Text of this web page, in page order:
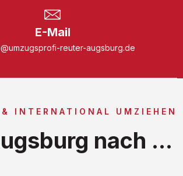
E-Mail
reuter-augsburg.de
INTERNATIONAL UMZIEHEN
nach ...